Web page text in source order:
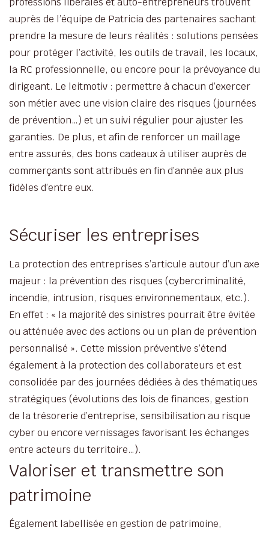
auprès de l’équipe de Patricia des partenaires sachant
prendre la mesure de leurs réalités : solutions pensées
pour protéger l’activité, les outils de travail, les locaux,
la RC professionnelle, ou encore pour la prévoyance du
dirigeant. Le leitmotiv : permettre à chacun d’exercer
son métier avec une vision claire des risques (journées
de prévention…) et un suivi régulier pour ajuster les
garanties. De plus, et afin de renforcer un maillage
entre assurés, des bons cadeaux à utiliser auprès de
commerçants sont attribués en fin d’année aux plus
fidèles d’entre eux.
Sécuriser les entreprises
La protection des entreprises s’articule autour d’un axe
majeur : la prévention des risques (cybercriminalité,
incendie, intrusion, risques environnementaux, etc.).
En effet : « la majorité des sinistres pourrait être évitée
ou atténuée avec des actions ou un plan de prévention
personnalisé ». Cette mission préventive s’étend
également à la protection des collaborateurs et est
consolidée par des journées dédiées à des thématiques
stratégiques (évolutions des lois de finances, gestion
de la trésorerie d’entreprise, sensibilisation au risque
cyber ou encore vernissages favorisant les échanges
entre acteurs du territoire…).
Valoriser et transmettre son
patrimoine
Également labellisée en gestion de patrimoine,